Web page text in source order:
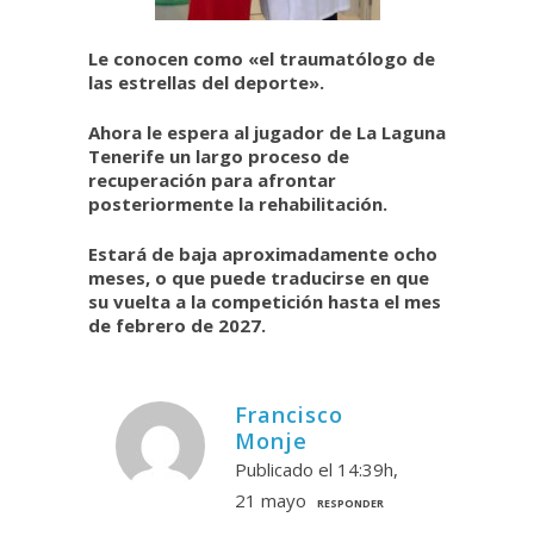
Le conocen como «el traumatólogo de
las estrellas del deporte».
Ahora le espera al jugador de La Laguna
Tenerife un largo proceso de
recuperación para afrontar
posteriormente la rehabilitación.
Estará de baja aproximadamente ocho
meses, o que puede traducirse en que
su vuelta a la competición hasta el mes
de febrero de 2027.
Francisco
Monje
Publicado el 14:39h,
21 mayo
RESPONDER